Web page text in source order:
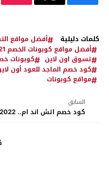
كلمات دليلية
أفضل مواقع
أفضل مواقع كوبونات الخصم 2021
تسوق اون لاين
كوبونات
كود خصم الماجد للعود أون
مواقع كوبونات
السابق
كود خصم اتش اند ام.. H & M Coupon Code 2022